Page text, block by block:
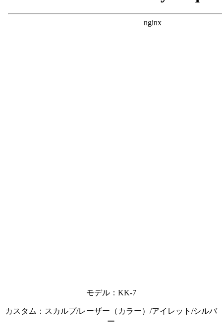
モデル：KK-7
カスタム：スカルプ/レーザー（カラー）/アイレット/シルバ
ー